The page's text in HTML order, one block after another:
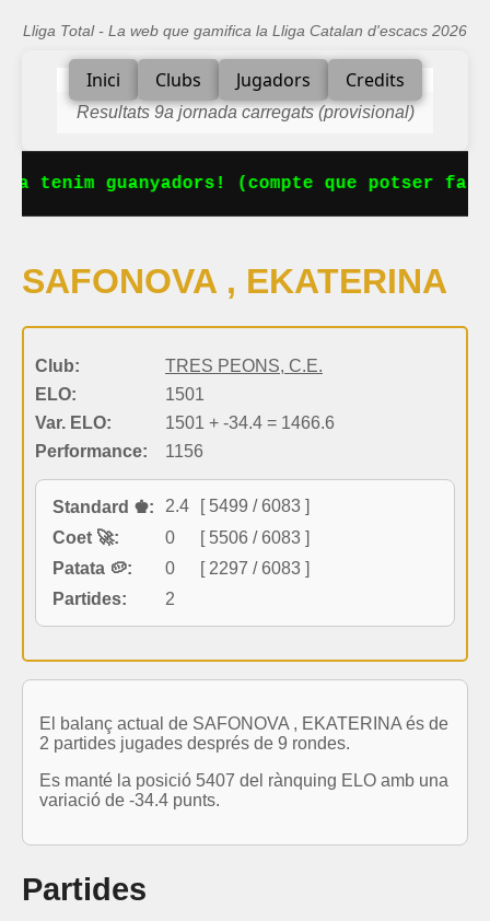
Lliga Total - La web que gamifica la Lliga Catalan d'escacs 2026
Inici Clubs Jugadors Credits
Resultats 9a jornada carregats (provisional)
tenim guanyadors! (compte que potser
SAFONOVA , EKATERINA
Club:
TRES PEONS, C.E.
ELO:
1501
Var. ELO:
1501 + -34.4 = 1466.6
Performance:
1156
Standard ♚: 2.4
[ 5499 / 6083 ]
Coet 🚀:
0
[ 5506 / 6083 ]
Patata 🥔:
0
[ 2297 / 6083 ]
Partides:
2
El balanç actual de SAFONOVA , EKATERINA és de
2 partides jugades després de 9 rondes.
Es manté la posició 5407 del rànquing ELO amb una
variació de -34.4 punts.
Partides